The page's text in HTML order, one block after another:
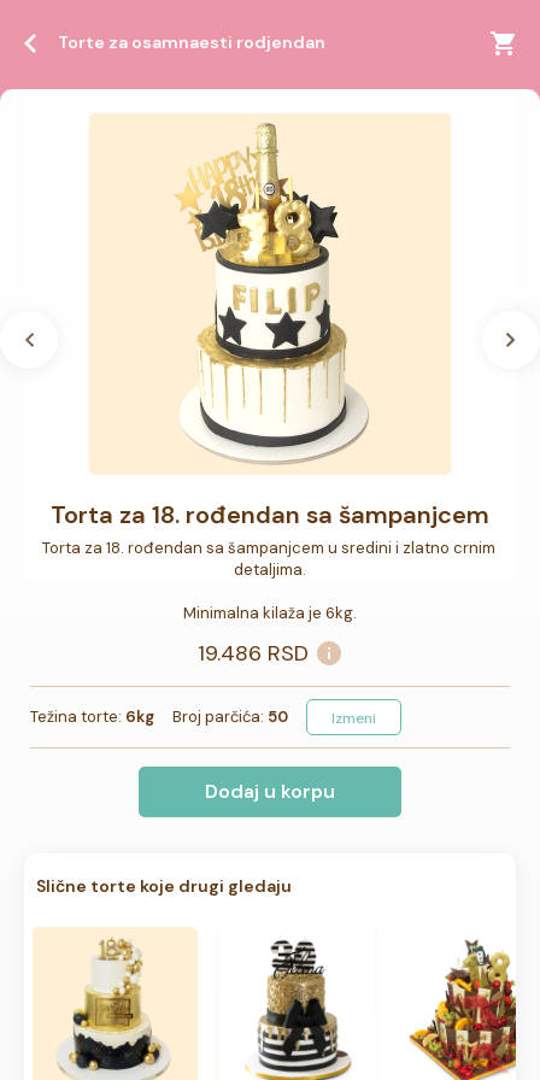
Torte za osamnaesti rodjendan
Torta za 18. rođendan sa šampanjcem
Torta za 18. rođendan sa šampanjcem u sredini i zlatno crnim
detaljima.
Minimalna kilaža je 6kg.
19.486 RSD
Težina torte: 6kg Broj parčića: 50 Izmeni
Dodaj u korpu
Slične torte koje drugi gledaju